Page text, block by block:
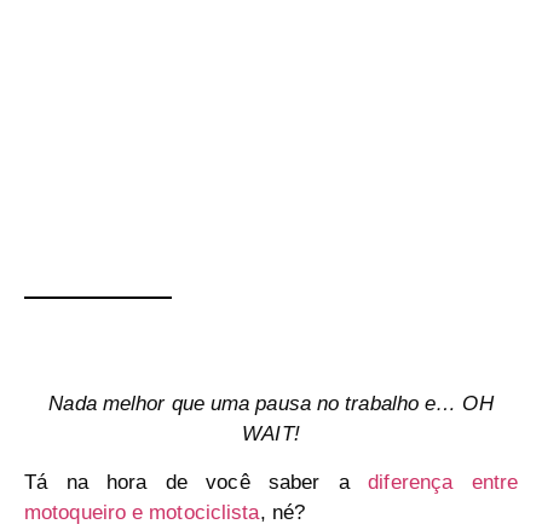
Nada melhor que uma pausa no trabalho e… OH
WAIT!
Tá na hora de você saber adiferença entre
motoqueiro e motociclista, né?